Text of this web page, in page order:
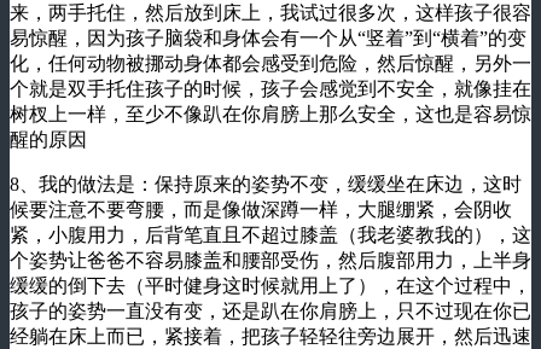
来，两手托住，然后放到床上，我试过很多次，这样孩子很容
易惊醒，因为孩子脑袋和身体会有一个从“竖着”到“横着”的变
化，任何动物被挪动身体都会感受到危险，然后惊醒，另外一
个就是双手托住孩子的时候，孩子会感觉到不安全，就像挂在
树杈上一样，至少不像趴在你肩膀上那么安全，这也是容易惊
醒的原因
8、我的做法是：保持原来的姿势不变，缓缓坐在床边，这时
候要注意不要弯腰，而是像做深蹲一样，大腿绷紧，会阴收
紧，小腹用力，后背笔直且不超过膝盖（我老婆教我的），这
个姿势让爸爸不容易膝盖和腰部受伤，然后腹部用力，上半身
缓缓的倒下去（平时健身这时候就用上了），在这个过程中，
孩子的姿势一直没有变，还是趴在你肩膀上，只不过现在你已
经躺在床上而已，紧接着，把孩子轻轻往旁边展开，然后迅速